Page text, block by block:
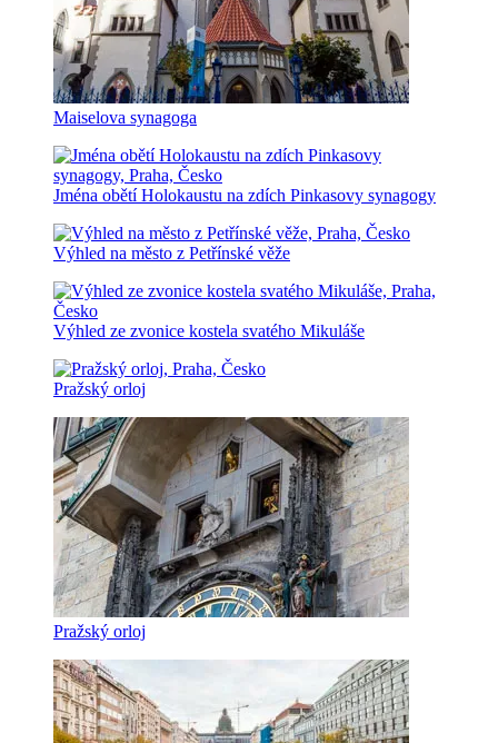
Maiselova synagoga
Jména obětí Holokaustu na zdích Pinkasovy synagogy
Výhled na město z Petřínské věže
Výhled ze zvonice kostela svatého Mikuláše
Pražský orloj
Pražský orloj